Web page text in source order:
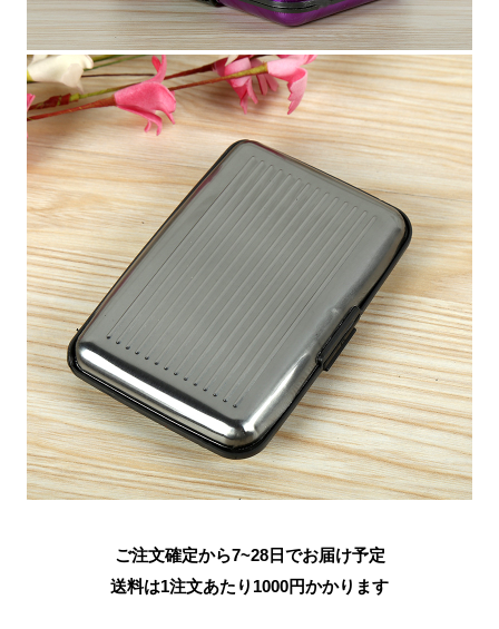
ご注文確定から7~28日でお届け予定
送料は1注文あたり 1000円かかります